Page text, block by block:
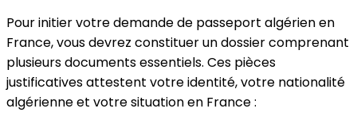
Pour initier votre demande de passeport algérien en
France, vous devrez constituer un dossier comprenant
plusieurs documents essentiels. Ces pièces
justificatives attestent votre identité, votre nationalité
algérienne et votre situation en France :